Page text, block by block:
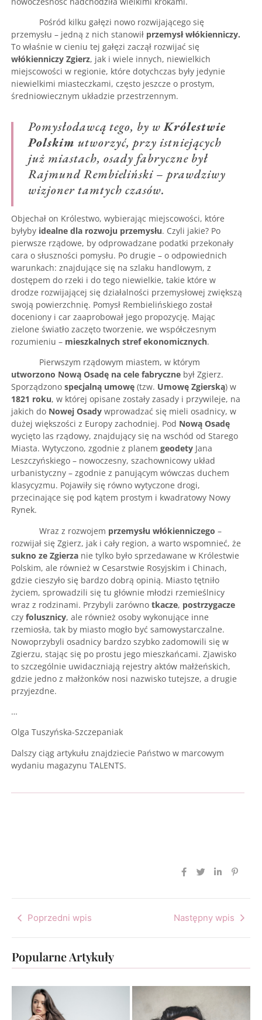
Pośród kilku gałęzi nowo rozwijającego się
przemysłu – jedną z nich stanowił przemysł włókienniczy.
To właśnie w cieniu tej gałęzi zaczął rozwijać się
włókienniczy Zgierz, jak i wiele innych, niewielkich
miejscowości w regionie, które dotychczas były jedynie
niewielkimi miasteczkami, często jeszcze o prostym,
średniowiecznym układzie przestrzennym.
Pomysłodawcą tego, by wKrólestwie
Polskim utworzyć, przy istniejących
już miastach, osady fabryczne był
Rajmund Rembieliński – prawdziwy
wizjoner tamtych czasów.
Objechał on Królestwo, wybierając miejscowości, które
byłyby idealne dla rozwoju przemysłu. Czyli jakie? Po
pierwsze rządowe, by odprowadzane podatki przekonały
cara o słuszności pomysłu. Po drugie – o odpowiednich
warunkach: znajdujące się na szlaku handlowym, z
dostępem do rzeki i do tego niewielkie, takie które w
drodze rozwijającej się działalności przemysłowej zwiększą
swoją powierzchnię. Pomysł Rembielińskiego został
doceniony i car zaaprobował jego propozycję. Mając
zielone światło zaczęto tworzenie, we współczesnym
rozumieniu – mieszkalnych stref ekonomicznych.
Pierwszym rządowym miastem, w którym
utworzono Nową Osadę na cele fabryczne był Zgierz.
Sporządzono specjalną umowę (tzw. Umowę Zgierską) w
1821 roku, w której opisane zostały zasady i przywileje, na
jakich do Nowej Osady wprowadzać się mieli osadnicy, w
dużej większości z Europy zachodniej. Pod Nową Osadę
wycięto las rządowy, znajdujący się na wschód od Starego
Miasta. Wytyczono, zgodnie z planem geodety Jana
Leszczyńskiego – nowoczesny, szachownicowy układ
urbanistyczny – zgodnie z panującym wówczas duchem
klasycyzmu. Pojawiły się równo wytyczone drogi,
przecinające się pod kątem prostym i kwadratowy Nowy
Rynek.
Wraz z rozwojem przemysłu włókienniczego –
rozwijał się Zgierz, jak i cały region, a warto wspomnieć, że
sukno ze Zgierza nie tylko było sprzedawane w Królestwie
Polskim, ale również w Cesarstwie Rosyjskim i Chinach,
gdzie cieszyło się bardzo dobrą opinią. Miasto tętniło
życiem, sprowadzili się tu głównie młodzi rzemieślnicy
wraz z rodzinami. Przybyli zarówno tkacze, postrzygacze
czy folusznicy, ale również osoby wykonujące inne
rzemiosła, tak by miasto mogło być samowystarczalne.
Nowoprzybyli osadnicy bardzo szybko zadomowili się w
Zgierzu, stając się po prostu jego mieszkańcami. Zjawisko
to szczególnie uwidaczniają rejestry aktów małżeńskich,
gdzie jedno z małżonków nosi nazwisko tutejsze, a drugie
przyjezdne.
…
Olga Tuszyńska-Szczepaniak
Dalszy ciąg artykułu znajdziecie Państwo w marcowym
wydaniu magazynu TALENTS.
Poprzedni wpis Następny wpis
Popularne Artykuły